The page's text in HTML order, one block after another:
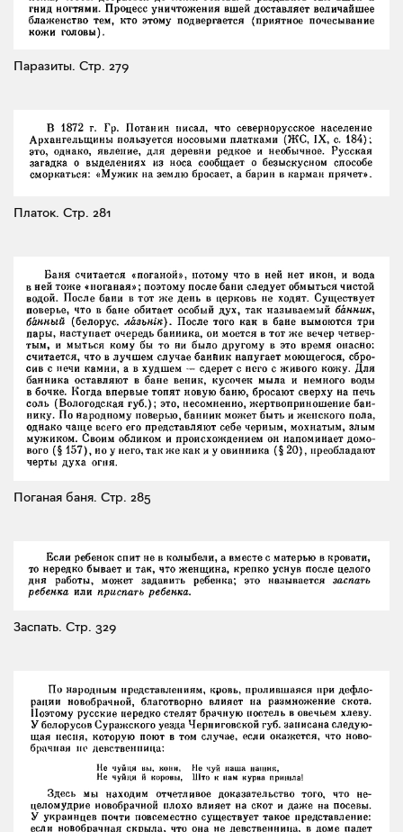
Паразиты. Стр. 279
Платок. Стр. 281
Поганая баня. Стр. 285
Заспать. Стр. 329